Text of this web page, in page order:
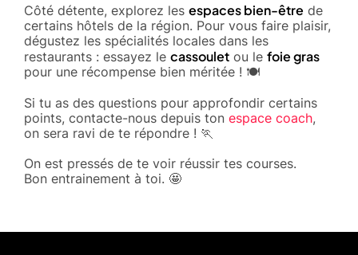
Côté détente, explorez les espaces bien-être de
certains hôtels de la région. Pour vous faire plaisir,
dégustez les spécialités locales dans les
restaurants : essayez le cassoulet ou le foie gras
pour une récompense bien méritée ! 🍽️
Si tu as des questions pour approfondir certains
points, contacte-nous depuis ton espace coach,
on sera ravi de te répondre ! 🏃
On est pressés de te voir réussir tes courses.
Bon entrainement à toi. 🤩